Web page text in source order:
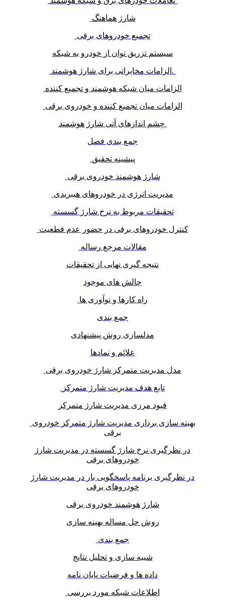
شارژ هماهنگ
تجمیع خودروهای برقی
سیستم تزریق توان از خودرو به شبکه
الزامات مخابراتی برای شارژ هوشمند.
الزامات میان شبکه هوشمند و تجمیع کننده
الزامات میان تجمیع کننده و خودروی برقی
جمع بندی فصل
پیشینه تحقیق
شارژ هوشمند خودروی برقی
مدیریت انرژی در خودروهای هیبریدی
تحقیقات مربوط به نرخ شارژ گسسته
کنترل خودروهای برقی در حضور عدم قطعیت
مقالات مرجع رساله
نتیجه گیری نهایی از تحقیقات
چالش های موجود
راه کارها و نوآوری ها
جمع بندی
مدلسازی روش پیشنهادی
علائم و نمادها
مدل مدیریت متمرکز شارژ خودروی برقی
تابع هدف مدیریت شارژ متمرکز
قیود مرزی مدیریت شارژ متمرکز
برقی
در نظرگیری نرخ شارژ گسسته در مدیریت شارژ
خودروهای برقی
در نظرگیری برنامه پاسخگویی بار در مدیریت شارژ
خودروهای برقی
شارژ هوشمند خودروی برقی
روش حل مساله بهینه سازی
جمع بندی
شبیه سازی و تحلیل نتایج
داده ها و فرضیات پایان نامه
اطلاعات شبکه مورد بررسی